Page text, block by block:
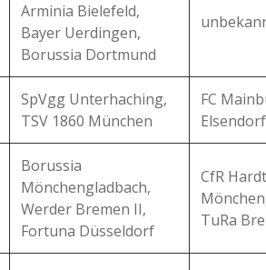
Arminia Bielefeld,
Bayer Uerdingen,
Borussia Dortmund
SpVgg Unterhaching,
TSV 1860 München
FC
Elsendorf
Borussia
Mönchengladbach,
Werder Bremen II,
Fortuna Düsseldorf
CfR
TuRa